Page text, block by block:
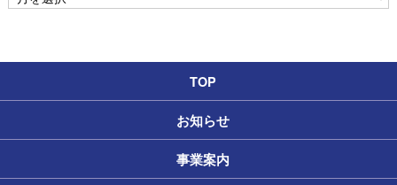
TOP
お知らせ
事業案内